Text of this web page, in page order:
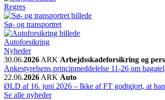
Regres
Sø- og transportret
Autoforsikring
Nyheder
30.06.2026 ARK Arbejdsskadeforsikring og
Ankestyrelsens principmeddelelse 11-26 om
22.06.2026 ARK Auto
ØLD af 16. juni 2026 – Ikke af FT godtgjort, at
Se alle nyheder